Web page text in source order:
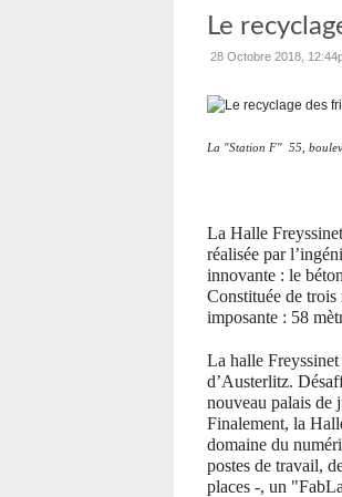
Le
28 Octobre 2018,
La "Station F" 55,
La Halle
réalisée par
innovante : le
Constituée de trois
imposante : 58
La halle Freyssinet
d’Austerlitz.
nouveau palais
Finalement, la
domaine du
postes de travail,
places -, un